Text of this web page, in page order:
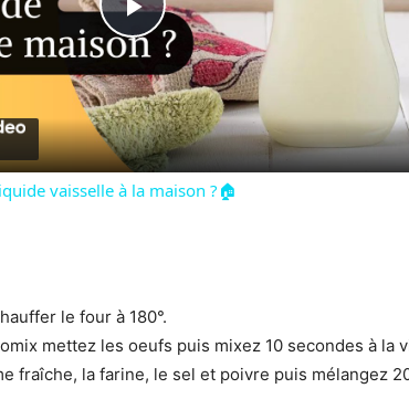
Play
Video
vaisselle à la maison ?🏠
le four à 180°.
mettez les oeufs puis mixez 10 secondes à la
fraîche, la farine, le sel et poivre puis mélangez